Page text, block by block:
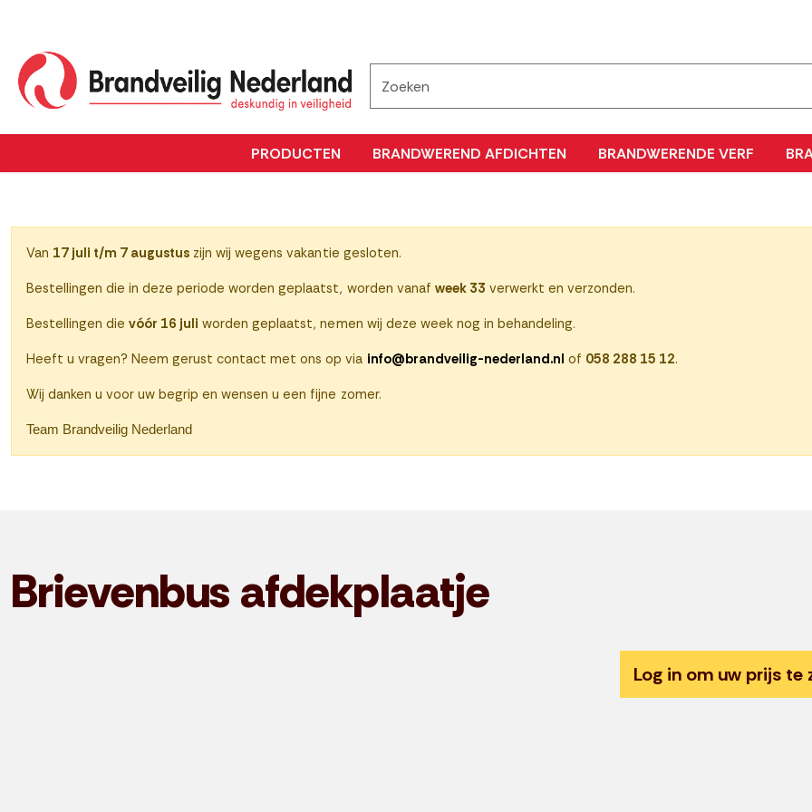
PRODUCTEN BRANDWEREND AFDICHTEN BRANDWERENDE VERF
Van 17 juli t/m 7 augustus zijn wij wegens vakantie gesloten.
Bestellingen die in deze periode worden geplaatst, worden vanaf week 33 verwerkt en verzonden.
Bestellingen dievóór 16 juli worden geplaatst, nemen wij deze week nog in behandeling.
Heeft u vragen? Neem gerust contact met ons op via info@brandveilig-nederland.nl of 058 288 15 12.
Wij danken u voor uw begrip en wensen u een fijne zomer.
Team Brandveilig Nederland
Brievenbus afdekplaatje
Log in om uw prijs te